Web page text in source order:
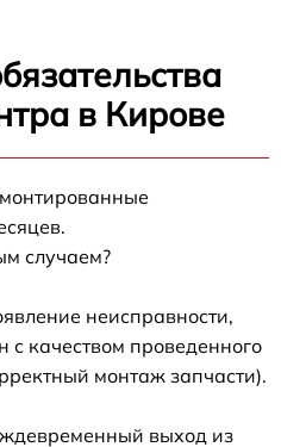
в Кирове
случаем?
неисправности,
качеством проведенного
монтаж запчасти).
выход из